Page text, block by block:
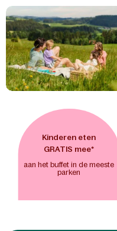
iets moois maakt dat
het seizoen en zorgt voor
dosis zomerse
versier je eigenmini-
maak eenschatkist met
geheimen in te bewaren. -
zonnige dag is het heerlijk
genieten van de
perfecte afsluiter van de dag
spetterend plezier. - Binnen
wereld vol avonturen, waar
zich kunnen uitleven in de
Het Heijderbos) en
Kinderen eten
GRATIS mee*
aan het buffet in de meeste
parken